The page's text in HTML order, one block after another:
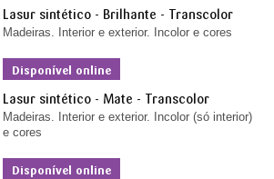
Lasur sintético - Brilhante - Transcolor
Madeiras. Interior e exterior. Incolor e cores
Disponível online
Lasur sintético - Mate - Transcolor
Madeiras. Interior e exterior. Incolor (só interior)
e cores
Disponível online